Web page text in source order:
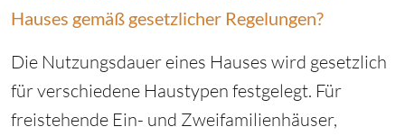
Hauses gemäß gesetzlicher Regelungen?
Die Nutzungsdauer eines Hauses wird gesetzlich
für verschiedene Haustypen festgelegt. Für
freistehende Ein- und Zweifamilienhäuser,